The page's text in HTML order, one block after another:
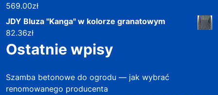
569.00zł
JDY Bluza "Kanga" w kolorze granatowym
82.36zł
Ostatnie wpisy
Szamba betonowe do ogrodu — jak wybrać
renomowanego producenta